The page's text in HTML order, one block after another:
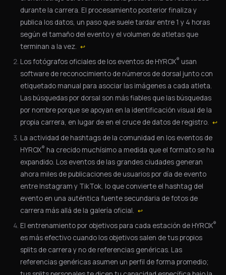
durante la carrera. El procesamiento posterior finaliza y
publica los datos, un paso que suele tardar entre 1 y 4 horas
según el tamaño del evento y el volumen de atletas que
terminan a la vez. ↩
Los fotógrafos oficiales de los eventos de HYROX® usan
software de reconocimiento de números de dorsal junto con
etiquetado manual para asociar las imágenes a cada atleta.
Las búsquedas por dorsal son más fiables que las búsquedas
por nombre porque se apoyan en la identificación visual de la
propia carrera, en lugar de en el cruce de datos de registro. ↩
La actividad de hashtags de la comunidad en los eventos de
HYROX® ha crecido muchísimo a medida que el formato se ha
expandido. Los eventos de las grandes ciudades generan
ahora miles de publicaciones de usuarios por día de evento
entre Instagram y TikTok, lo que convierte el hashtag del
evento en una auténtica fuente secundaria de fotos de
carrera más allá de la galería oficial. ↩
El entrenamiento por objetivos para cada estación de HYROX®
es más efectivo cuando los objetivos salen de tus propios
splits de carrera y no de referencias genéricas. Las
referencias genéricas asumen un perfil de forma promedio;